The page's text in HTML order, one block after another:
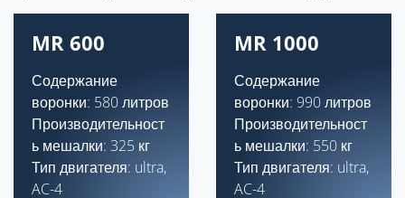
MR 600
Содержание
воронки: 580 литров
Производительност
ь мешалки: 325 кг
Тип двигателя: ultra,
AC-4
MR 1000
Содержание
воронки: 990 литров
Производительност
ь мешалки: 550 кг
Тип двигателя: ultra,
AC-4